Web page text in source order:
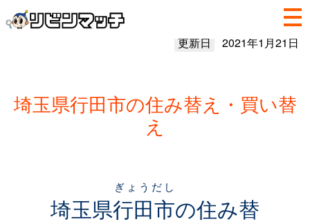
更新日 2021年1月21日
埼玉県行田市の住み替え・買い替
え
埼玉県行田市
ぎょうだし
の住み替